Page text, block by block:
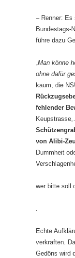
– Renner: Es
Bundestags-
führe dazu
„Man könne
ohne dafür
kaum, die
fehlender
von Alibi-
Dummheit
wer bitte soll
.
Echte
verkraften.
Gedöns wird